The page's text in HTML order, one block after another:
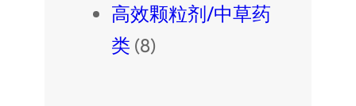
高效颗粒剂/中草药
类 (8)